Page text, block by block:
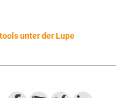
unter der Lupe